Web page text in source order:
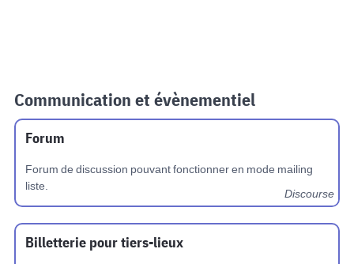
Communication et évènementiel
Forum
Discourse
Forum de discussion pouvant fonctionner en mode mailing
liste.
Billetterie pour tiers-lieux